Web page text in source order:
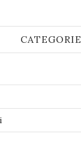
CATEGORIE